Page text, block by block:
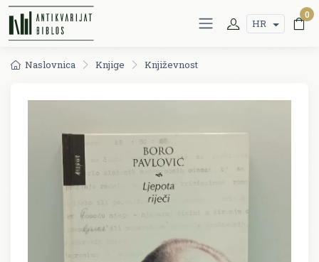
HR
0
Naslovnica Knjige Književnost